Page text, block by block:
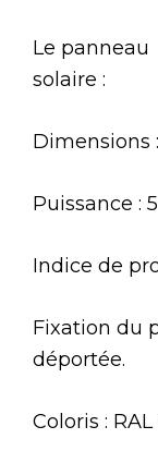
Le panneau
solaire :
Dimensions
Puissance :
Indice de
Fixation du
déportée.
Coloris :